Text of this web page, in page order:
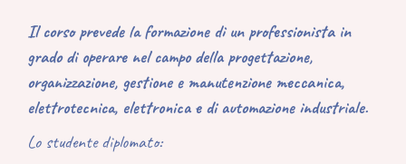
Il corso prevede la formazione di un professionista in
grado di operare nel campo della progettazione,
organizzazione, gestione e manutenzione meccanica,
elettrotecnica, elettronica e di automazione industriale.
Lo studente diplomato: